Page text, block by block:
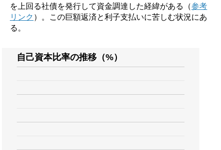
を上回る社債を発行して資金調達した経緯がある（参考
リンク ）。この巨額返済と利子支払いに苦しむ状況にあ
る。
自己資本比率の推移（%）